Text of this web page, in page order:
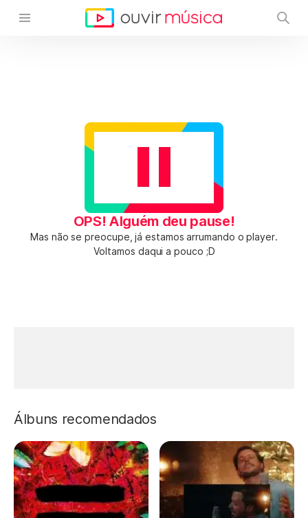
OPS! Alguém deu pause!
Mas não se preocupe, já estamos arrumando o player.
Voltamos daqui a pouco ;D
Álbuns recomendados